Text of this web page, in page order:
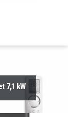
7,1 kW